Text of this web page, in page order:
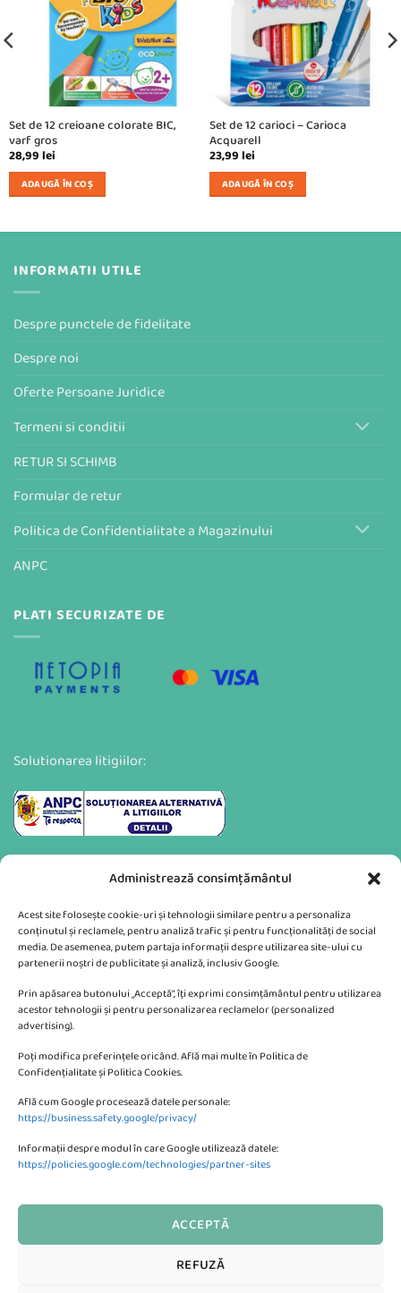
Administrează consimțământul
Acest site folosește cookie-uri și tehnologii similare pentru a personaliza
conținutul și reclamele, pentru analiză trafic și pentru funcționalități de social
media. De asemenea, putem partaja informații despre utilizarea site-ului cu
partenerii noștri de publicitate și analiză, inclusiv Google.
Prin apăsarea butonului „Acceptă”, îți exprimi consimțământul pentru utilizarea
acestor tehnologii și pentru personalizarea reclamelor (personalized
advertising).
Poți modifica preferințele oricând. Află mai multe în Politica de
Confidențialitate și Politica Cookies.
Află cum Google procesează datele personale:
https://business.safety.google/privacy/
Informații despre modul în care Google utilizează datele:
https://policies.google.com/technologies/partner-sites
ACCEPTĂ
REFUZĂ
Set de 12 creioane colorate BIC,
varf gros
28,99lei
ADAUGĂ ÎN COȘ
Set de 12 carioci – Carioca
Acquarell
23,99lei
ADAUGĂ ÎN COȘ
INFORMATII UTILE
Despre punctele de fidelitate
Despre noi
Oferte Persoane Juridice
Termeni si conditii
RETUR SI SCHIMB
Formular de retur
Politica de Confidentialitate a Magazinului
ANPC
PLATI SECURIZATE DE
Solutionarea litigiilor:
Va putem sprijini si prin:
CONTACTEAZA-NE
SC KMBE Web Digital SRL
Formular de Contact al Magazinului